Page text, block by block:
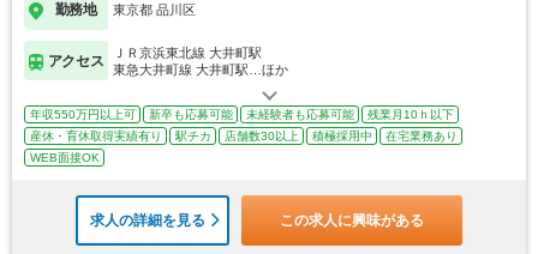
勤務地 東京都 品川区
アクセス
ＪＲ京浜東北線 大井町駅
東急大井町線 大井町駅…ほか
年収550万円以上可 新卒も応募可能 未経験者も応募可能
残業月10ｈ以下
産休・育休取得実績有り
駅チカ 店舗数30以上 積極採用中
在宅業務あり
WEB面接OK
求人の詳細を見る この求人に興味がある